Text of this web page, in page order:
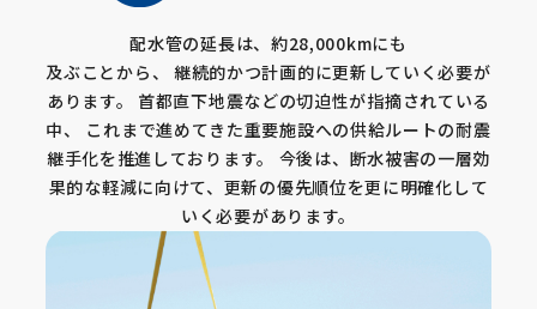
配水管の延長は、約28,000kmにも
及ぶことから、
継続的かつ計画的に更新していく必要が
あります。
首都直下地震などの切迫性が指摘されている
中、
これまで進めてきた重要施設への供給ルートの耐震
継手化を推進しております。
今後は、断水被害の一層効
果的な軽減に向けて、更新の優先順位を更に明確化して
いく必要があります。